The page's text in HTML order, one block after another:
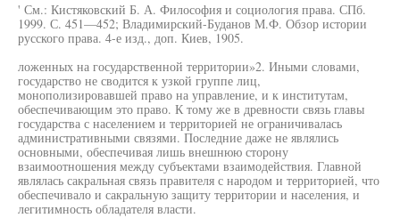
' См.: Кистяковский Б. А. Философия и социология права. СПб.
1999. С. 451—452; Владимирский-Буданов М.Ф. Обзор истории
русского права. 4-е изд., доп. Киев, 1905.
ложенных на государственной территории»2. Иными словами,
государство не сводится к узкой группе лиц,
монополизировавшей право на управление, и к институтам,
обеспечивающим это право. К тому же в древности связь главы
государства с населением и территорией не ограничивалась
административными связями. Последние даже не являлись
основными, обеспечивая лишь внешнюю сторону
взаимоотношения между субъектами взаимодействия. Главной
являлась сакральная связь правителя с народом и территорией, что
обеспечивало и сакральную защиту территории и населения, и
легитимность обладателя власти.